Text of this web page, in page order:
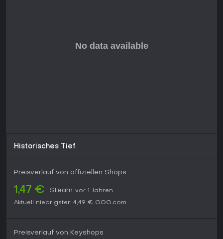
Mechaniken solo oder im Local Co-op sucht, findet hier ein
Historisches Tief
Preisverlauf von offiziellen Shops
1,47 € Steam vor 1 Jahren
Aktuell niedrigster: 4,49 € GOG.com
Preisverlauf von Keyshops